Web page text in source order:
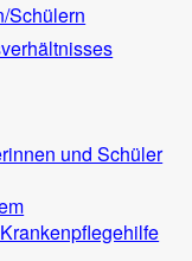
Schülern
und Schüler